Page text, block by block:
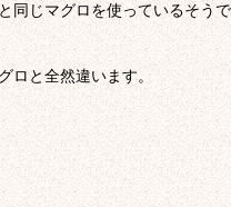
同じマグロを使っているそうで
ロと全然違います。